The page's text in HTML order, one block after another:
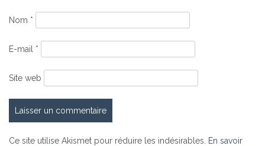
Nom *
E-mail *
Site web
Ce site utilise Akismet pour réduire les indésirables. En savoir